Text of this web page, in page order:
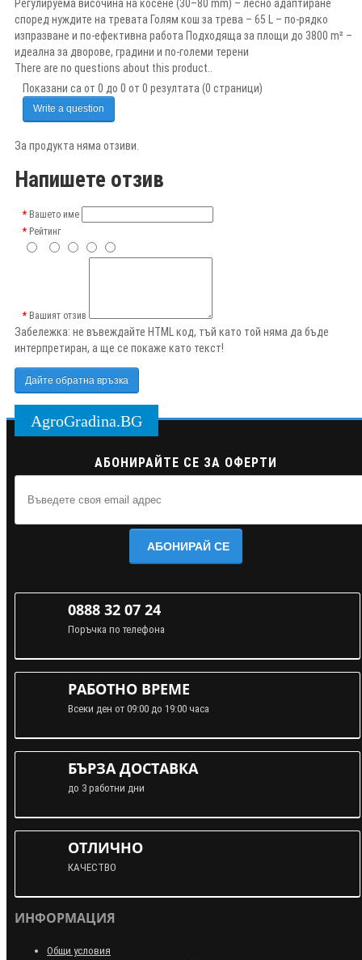
Регулируема височина на косене (30–80 mm) – лесно адаптиране
според нуждите на тревата Голям кош за трева – 65 L – по-рядко
изпразване и по-ефективна работа Подходяща за площи до 3800 m² –
идеална за дворове, градини и по-големи терени
There are no questions about this product..
Показани са от 0 до 0 от 0 резултата (0 страници)
Write a question
За продукта няма отзиви.
Напишете отзив
Вашето име
Рейтинг
Вашият отзив
Забележка: не въвеждайте HTML код, тъй като той няма да бъде
интерпретиран, а ще се покаже като текст!
Дайте обратна връзка
AgroGradina.BG
АБОНИРАЙТЕ СЕ ЗА ОФЕРТИ
АБОНИРАЙ СЕ
0888 32 07 24
Поръчка по телефона
РАБОТНО ВРЕМЕ
Всеки ден от 09:00 до 19:00 часа
БЪРЗА ДОСТАВКА
до 3 работни дни
ОТЛИЧНО
КАЧЕСТВО
ИНФОРМАЦИЯ
Общи условия